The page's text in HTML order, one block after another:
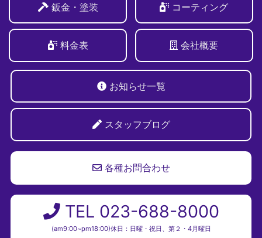
鈑金・塗装 コーティング
料金表 会社概要
お知らせ一覧
スタッフブログ
各種お問合わせ
TEL 023-688-8000
(am9:00~pm18:00)休日：日曜・祝日、第２・4月曜日